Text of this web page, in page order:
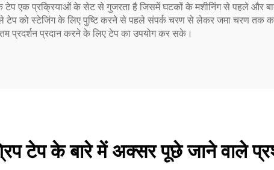
टेप एक प्रक्रियाओं के सेट से गुजरता है जिसमें घटकों के मशीनिंग से पहले और
टेप को स्टेजिंग के लिए पुष्टि करने से पहले संपर्क चरण से लेकर जमा चरण तक
प्रदर्शन प्रदान करने के लिए टेप का उपयोग कर सके।
टेप के बारे में अक्सर पूछे जाने वाले